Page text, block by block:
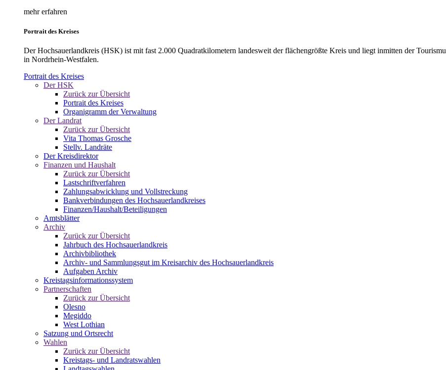
mehr erfahren
Portrait des Kreises
Der Hochsauerlandkreis (HSK) ist mit fast 2.000 Quadratkilometern landesweit der flächengrößte Kreis und liegt inmitten der
in Nordrhein-Westfalen.
Portrait des Kreises
Der HSK
Zurück zur Übersicht
Portrait des Kreises
Organigramm der Verwaltung
Der Landrat
Zurück zur Übersicht
Vita Thomas Grosche
Stellv. Landräte
Der Kreisdirektor
Finanzen und Haushalt
Zurück zur Übersicht
Lastschriftverfahren
Zahlungsabwicklung und Vollstreckung
Bankverbindungen des Hochsauerlandkreises
Finanzen/Haushalt/Beteiligungen
Amtsblätter
Archiv
Zurück zur Übersicht
Jahrbuch des Hochsauerlandkreis
Archivbibliothek
Archiv- und Sammlungsgut im Kreisarchiv des Hochsauerlandkreis
Aufgaben Archiv
Kreistagsinformationssystem
Partnerschaften
Zurück zur Übersicht
Olesno
Megiddo
West Lothian
Satzung und Ortsrecht
Wahlen
Zurück zur Übersicht
Kreistags- und Landratswahlen